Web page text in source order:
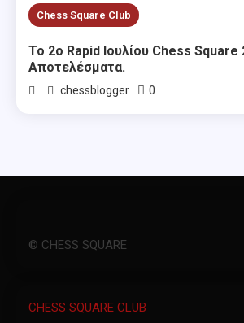
Chess Square Club
Το 2ο Rapid Ιουλίου Chess Square
Αποτελέσματα.
chessblogger 0
© CHESS SQUARE
CHESS SQUARE CLUB